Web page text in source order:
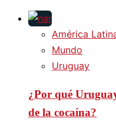
América
Mundo
Uruguay
¿Por qué
de la cocaína?